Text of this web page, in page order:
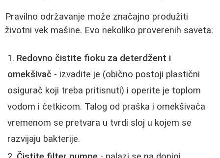
Pravilno održavanje može značajno produžiti
životni vek mašine. Evo nekoliko proverenih saveta:
Redovno čistite fioku za deterdžent i
omekšivač - izvadite je (obično postoji plastični
osigurač koji treba pritisnuti) i operite je toplom
vodom i četkicom. Talog od praška i omekšivača
vremenom se pretvara u tvrdi sloj u kojem se
razvijaju bakterije.